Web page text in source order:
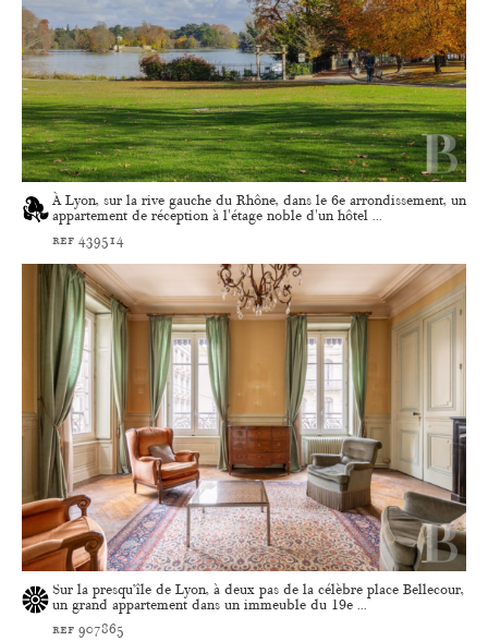
À Lyon, sur la rive gauche du Rhône, dans le 6e arrondissement, un
appartement de réception à l'étage noble d'un hôtel ...
ref 439514
Sur la presqu’île de Lyon, à deux pas de la célèbre place Bellecour,
un grand appartement dans un immeuble du 19e ...
ref 907865